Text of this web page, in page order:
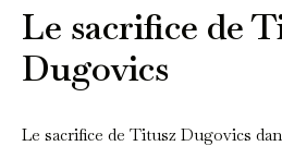
Le sacrifice de
Dugovics
Le sacrifice de Titusz Dugovics